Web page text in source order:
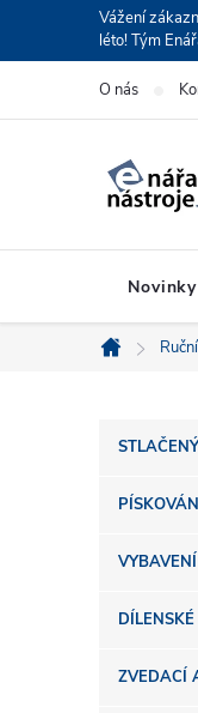
Vážení
léto! Tým
O nás
Novinky
Domů
P
o
s
ZVEDACÍ